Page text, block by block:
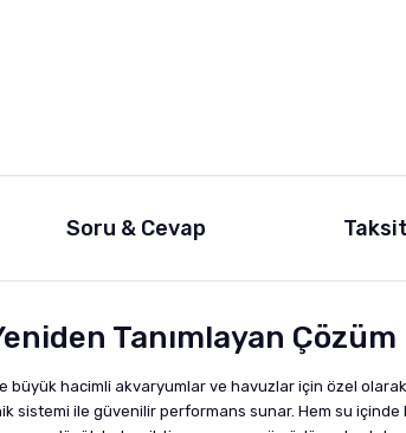
Soru & Cevap
Tanımlayan Çözüm
hacimli akvaryumlar ve havuzlar için özel
ile güvenilir performans sunar. Hem su içinde